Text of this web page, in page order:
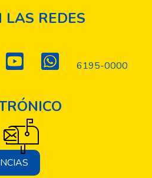
LAS REDES
6195-0000